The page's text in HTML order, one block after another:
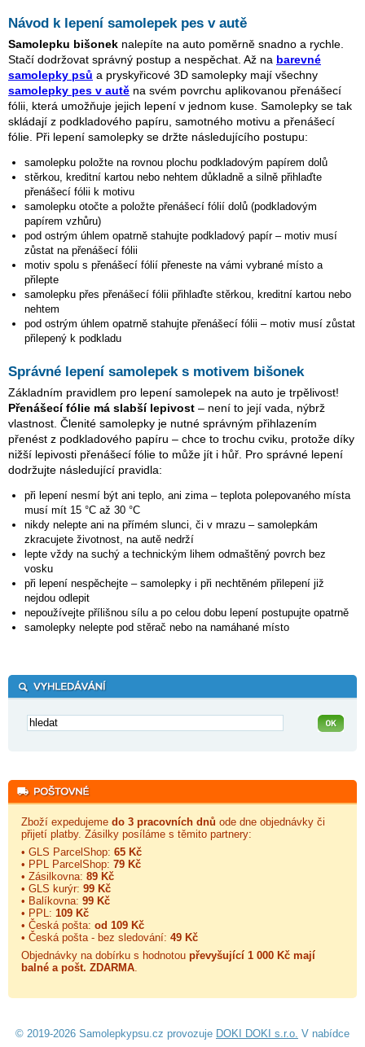
Návod k lepení samolepek pes v autě
Samolepku bišonek nalepíte na auto poměrně snadno a rychle.
Stačí dodržovat správný postup a nespěchat. Až na barevné
samolepky psů a pryskyřicové 3D samolepky mají všechny
samolepky pes v autě na svém povrchu aplikovanou přenášecí
fólii, která umožňuje jejich lepení v jednom kuse. Samolepky se tak
skládají z podkladového papíru, samotného motivu a přenášecí
fólie. Při lepení samolepky se držte následujícího postupu:
samolepku položte na rovnou plochu podkladovým papírem dolů
stěrkou, kreditní kartou nebo nehtem důkladně a silně přihlaďte
přenášecí fólii k motivu
samolepku otočte a položte přenášecí fólií dolů (podkladovým
papírem vzhůru)
pod ostrým úhlem opatrně stahujte podkladový papír – motiv musí
zůstat na přenášecí fólii
motiv spolu s přenášecí fólií přeneste na vámi vybrané místo a
přilepte
samolepku přes přenášecí fólii přihlaďte stěrkou, kreditní kartou nebo
nehtem
pod ostrým úhlem opatrně stahujte přenášecí fólii – motiv musí zůstat
přilepený k podkladu
Správné lepení samolepek s motivem bišonek
Základním pravidlem pro lepení samolepek na auto je trpělivost!
Přenášecí fólie má slabší lepivost – není to její vada, nýbrž
vlastnost. Členité samolepky je nutné správným přihlazením
přenést z podkladového papíru – chce to trochu cviku, protože díky
nižší lepivosti přenášecí fólie to může jít i hůř. Pro správné lepení
dodržujte následující pravidla:
při lepení nesmí být ani teplo, ani zima – teplota polepovaného místa
musí mít 15 °C až 30 °C
nikdy nelepte ani na přímém slunci, či v mrazu – samolepkám
zkracujete životnost, na autě nedrží
lepte vždy na suchý a technickým lihem odmaštěný povrch bez
vosku
při lepení nespěchejte – samolepky i při nechtěném přilepení již
nejdou odlepit
nepoužívejte přílišnou sílu a po celou dobu lepení postupujte opatrně
samolepky nelepte pod stěrač nebo na namáhané místo
Zboží expedujeme do 3 pracovních dnů ode dne objednávky či
přijetí platby. Zásilky posíláme s těmito partnery:
• GLS ParcelShop: 65 Kč
• PPL ParcelShop: 79 Kč
• Zásilkovna: 89 Kč
• GLS kurýr: 99 Kč
• Balíkovna: 99 Kč
• PPL: 109 Kč
• Česká pošta: od 109 Kč
• Česká pošta - bez sledování: 49 Kč
Objednávky na dobírku s hodnotou převyšující 1 000 Kč mají
balné a pošt. ZDARMA.
© 2019-2026 Samolepkypsu.cz provozuje DOKI DOKI s.r.o. V nabídce